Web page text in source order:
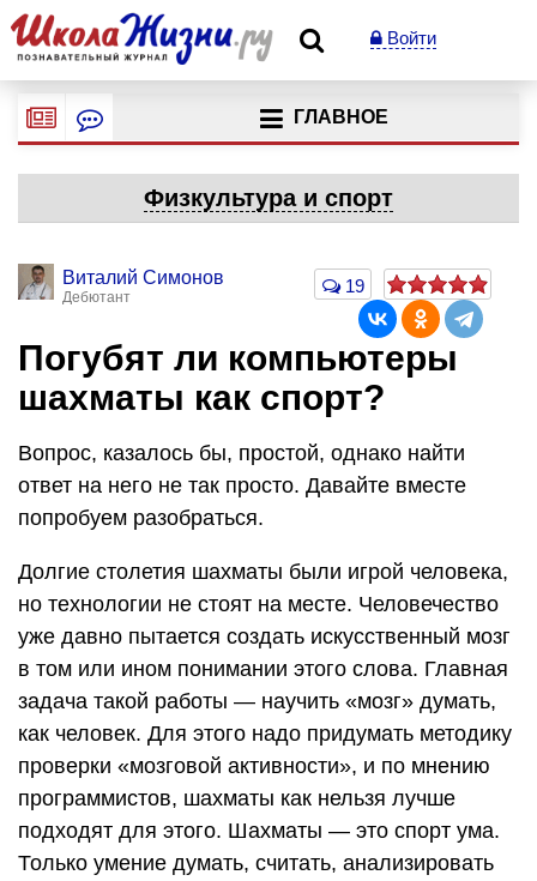
Войти
ГЛАВНОЕ
Физкультура и спорт
Виталий Симонов
Дебютант
19
Погубят ли компьютеры
шахматы как спорт?
Вопрос, казалось бы, простой, однако найти
ответ на него не так просто. Давайте вместе
попробуем разобраться.
Долгие столетия шахматы были игрой человека,
но технологии не стоят на месте. Человечество
уже давно пытается создать искусственный мозг
в том или ином понимании этого слова. Главная
задача такой работы — научить «мозг» думать,
как человек. Для этого надо придумать методику
проверки «мозговой активности», и по мнению
программистов, шахматы как нельзя лучше
подходят для этого. Шахматы — это спорт ума.
Только умение думать, считать, анализировать